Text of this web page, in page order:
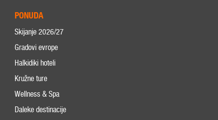
PONUDA
Skijanje 2026/27
Gradovi evrope
Halkidiki hoteli
Kružne ture
Wellness & Spa
Daleke destinacije